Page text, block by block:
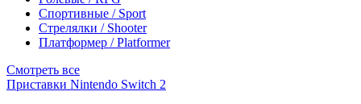
Спортивные / Sport
Стрелялки / Shooter
Платформер / Platformer
Смотреть все
Приставки Nintendo Switch 2